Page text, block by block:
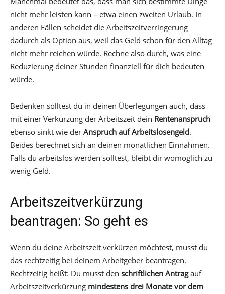
nicht mehr leisten kann – etwa einen zweiten Urlaub. In
anderen Fällen scheidet die Arbeitszeitverringerung
dadurch als Option aus, weil das Geld schon für den Alltag
nicht mehr reichen würde. Rechne also durch, was eine
Reduzierung deiner Stunden finanziell für dich bedeuten
würde.
Bedenken solltest du in deinen Überlegungen auch, dass
mit einer Verkürzung der Arbeitszeit dein Rentenanspruch
ebenso sinkt wie der Anspruch auf Arbeitslosengeld.
Beides berechnet sich an deinen monatlichen Einnahmen.
Falls du arbeitslos werden solltest, bleibt dir womöglich zu
wenig Geld.
Arbeitszeitverkürzung
beantragen: So geht es
Wenn du deine Arbeitszeit verkürzen möchtest, musst du
das rechtzeitig bei deinem Arbeitgeber beantragen.
Rechtzeitig heißt: Du musst den schriftlichen Antragauf
Arbeitszeitverkürzung mindestens drei Monate vor dem